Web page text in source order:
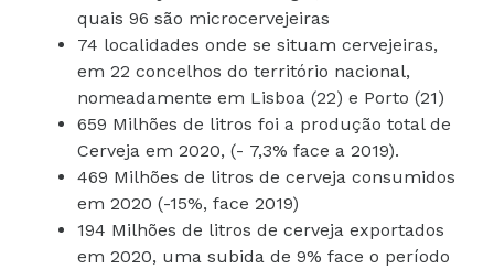
quais 96 são microcervejeiras
74 localidades onde se situam cervejeiras,
em 22 concelhos do território nacional,
nomeadamente em Lisboa (22) e Porto (21)
659 Milhões de litros foi a produção total de
Cerveja em 2020, (- 7,3% face a 2019).
469 Milhões de litros de cerveja consumidos
em 2020 (-15%, face 2019)
194 Milhões de litros de cerveja exportados
em 2020, uma subida de 9% face o período